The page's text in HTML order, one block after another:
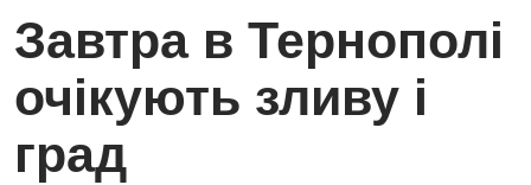
Завтра в Тернополі
очікують зливу і
град